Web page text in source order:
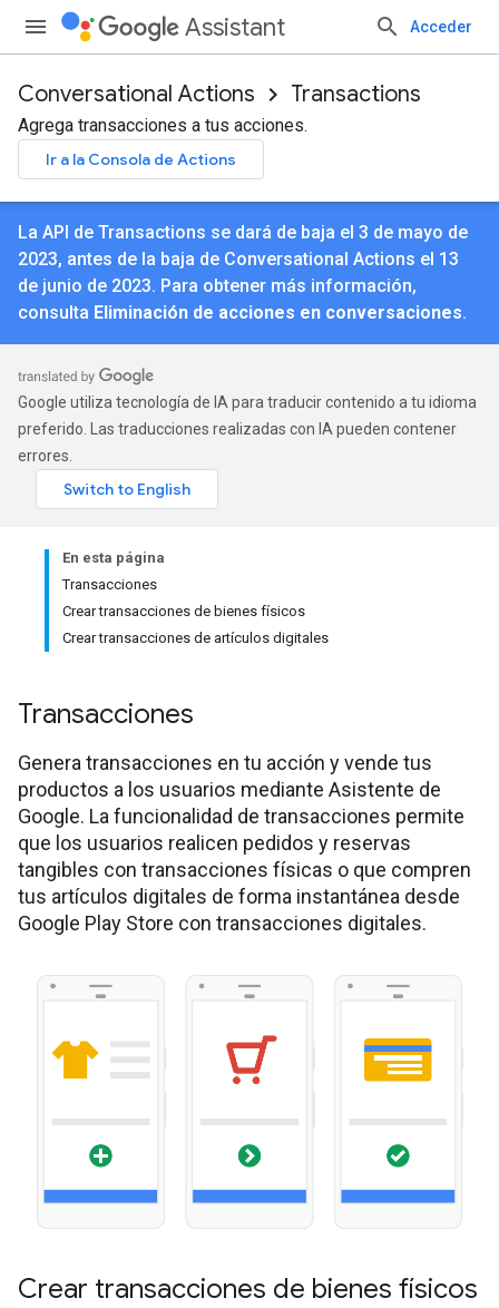
Assistant Acceder
Conversational Actions Transactions
Agrega transacciones a tus acciones.
Ir a la Consola de Actions
La API de Transactions se dará de baja el 3 de mayo de
2023, antes de la baja de Conversational Actions el 13
de junio de 2023. Para obtener más información,
consulta Eliminación de acciones en conversaciones.
Google utiliza tecnología de IA para traducir contenido a tu idioma
preferido. Las traducciones realizadas con IA pueden contener
errores.
En esta página
Transacciones
Crear transacciones de bienes físicos
Crear transacciones de artículos digitales
Transacciones
Genera transacciones en tu acción y vende tus
productos a los usuarios mediante Asistente de
Google. La funcionalidad de transacciones permite
que los usuarios realicen pedidos y reservas
tangibles con transacciones físicas o que compren
tus artículos digitales de forma instantánea desde
Google Play Store con transacciones digitales.
Crear transacciones de bienes físicos